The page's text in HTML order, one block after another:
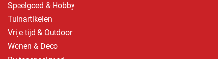
Speelgoed & Hobby
Tuinartikelen
Vrije tijd & Outdoor
Wonen & Deco